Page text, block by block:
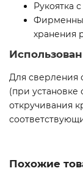
Рукоятка
хранения
Для сверления
(при установке
откручивания
Похожие